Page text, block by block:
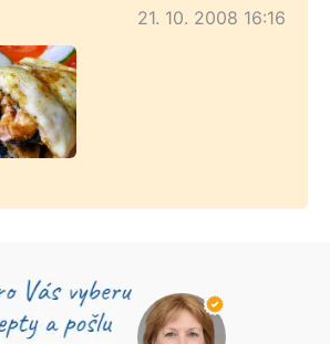
21. 10. 2008 16:16